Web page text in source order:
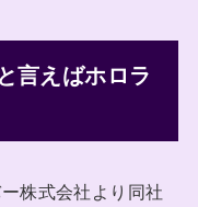
言えばホロラ
株式会社より同社